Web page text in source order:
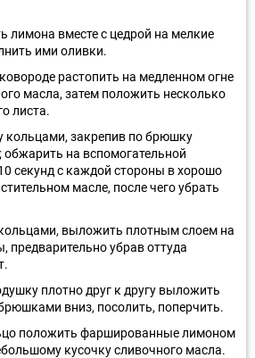
лимона вместе с цедрой на мелкие
ими оливки.
растопить на медленном огне
масла, затем положить несколько
листа.
кольцами, закрепив по брюшку
обжарить на вспомогательной
секунд с каждой стороны в хорошо
масле, после чего убрать
выложить плотным слоем на
предварительно убрав оттуда
плотно друг к другу выложить
вниз, посолить, поперчить.
положить фаршированные лимоном
кусочку сливочного масла.